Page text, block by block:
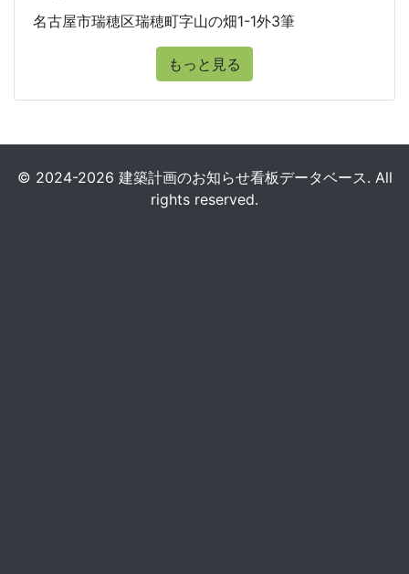
名古屋市瑞穂区瑞穂町字山の畑1-1外3筆
もっと見る
© 2024-2026 建築計画のお知らせ看板データベース. All
rights reserved.